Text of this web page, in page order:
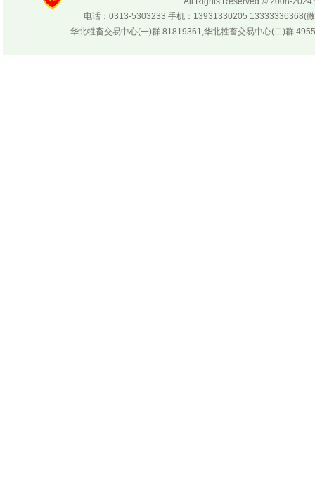
电话：0313-5303233 手机：13931330205 13333336368(
华北牲畜交易中心(一)群 81819361,华北牲畜交易中心(二)群